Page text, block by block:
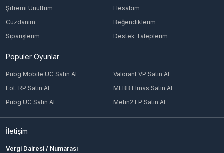
Şifremi Unuttum
Hesabım
Cüzdanım
Beğendiklerim
Siparişlerim
Destek Taleplerim
Popüler Oyunlar
Pubg Mobile UC Satın Al
Valorant VP Satın Al
LoL RP Satın Al
MLBB Elmas Satın Al
Pubg UC Satın Al
Metin2 EP Satın Al
İletişim
Vergi Dairesi / Numarası